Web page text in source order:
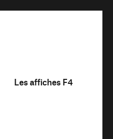
Les affiches F4